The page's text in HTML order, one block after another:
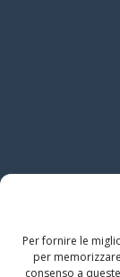
Per fornire le
per
consenso a
indicando il
firmando